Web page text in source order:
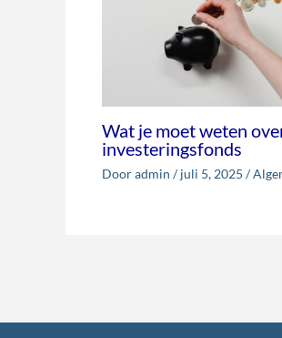
Wat je moet weten
investeringsfonds
Dooradmin /juli 5, 2025 /